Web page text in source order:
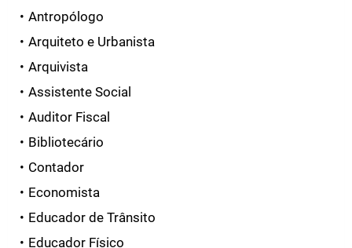
Antropólogo
Arquiteto e Urbanista
Arquivista
Assistente Social
Auditor Fiscal
Bibliotecário
Contador
Economista
Educador de Trânsito
Educador Físico